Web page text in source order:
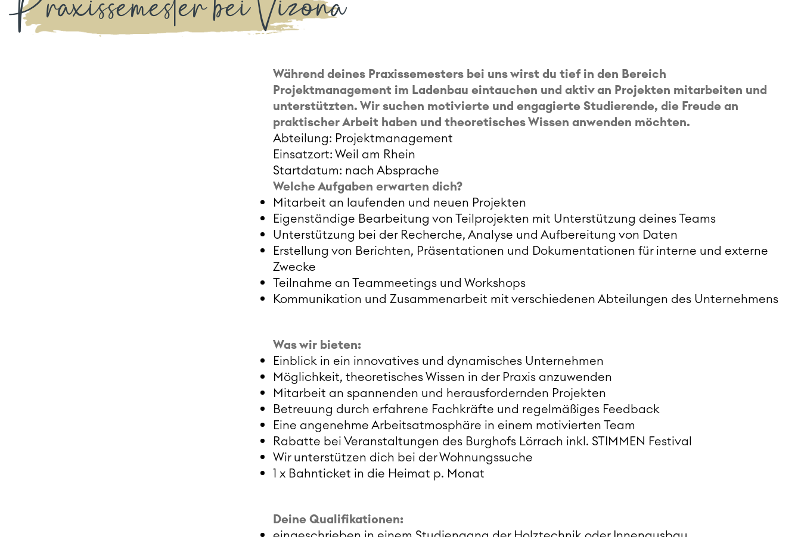
Während deines Praxissemesters bei uns wirst du tief in den Bereich
Projektmanagement im Ladenbau eintauchen und aktiv an Projekten mitarbeiten und
unterstützten. Wir suchen motivierte und engagierte Studierende, die Freude an
praktischer Arbeit haben und theoretisches Wissen anwenden möchten.
Abteilung: Projektmanagement
Einsatzort: Weil am Rhein
Startdatum: nach Absprache
Welche Aufgaben erwarten dich?
Mitarbeit an laufenden und neuen Projekten
Eigenständige Bearbeitung von Teilprojekten mit Unterstützung deines Teams
Unterstützung bei der Recherche, Analyse und Aufbereitung von Daten
Erstellung von Berichten, Präsentationen und Dokumentationen für interne und externe
Zwecke
Teilnahme an Teammeetings und Workshops
Kommunikation und Zusammenarbeit mit verschiedenen Abteilungen des Unternehmens
Was wir bieten:
Einblick in ein innovatives und dynamisches Unternehmen
Möglichkeit, theoretisches Wissen in der Praxis anzuwenden
Mitarbeit an spannenden und herausfordernden Projekten
Betreuung durch erfahrene Fachkräfte und regelmäßiges Feedback
Eine angenehme Arbeitsatmosphäre in einem motivierten Team
Rabatte bei Veranstaltungen des Burghofs Lörrach inkl. STIMMEN Festival
Wir unterstützen dich bei der Wohnungssuche
1 x Bahnticket in die Heimat p. Monat
Deine Qualifikationen: